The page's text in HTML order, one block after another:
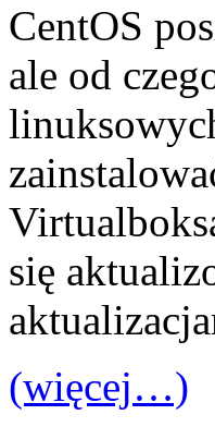
CentOS
ale od
się
(więcej…)